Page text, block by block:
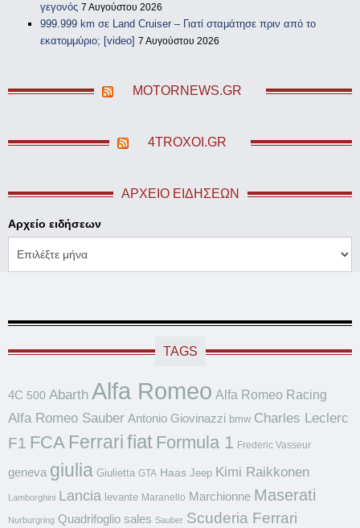
γεγονός 7 Αυγούστου 2026
999.999 km σε Land Cruiser – Γιατί σταμάτησε πριν από το
εκατομμύριο; [video] 7 Αυγούστου 2026
MOTORNEWS.GR
4TROXOI.GR
ΑΡΧΕΊΟ ΕΙΔΉΣΕΩΝ
Αρχείο ειδήσεων
TAGS
4C 500 Abarth Alfa Romeo Alfa Romeo Racing
Alfa Romeo Sauber Antonio Giovinazzi bmw Charles Leclerc
F1 FCA Ferrarifiat Formula 1 Frederic Vasseur
geneva giulia Giulietta GTA Haas Jeep Kimi Raikkonen
Lamborghini Lancia levante Maranello Marchionne Maserati
Nurburgring Quadrifoglio sales Sauber Scuderia Ferrari